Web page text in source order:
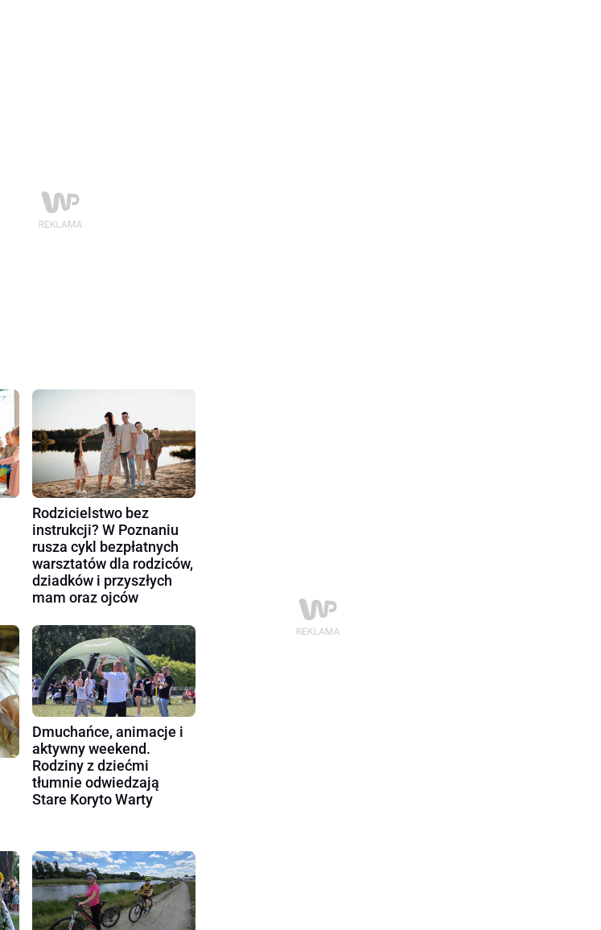
Rodzicielstwo bez
instrukcji? W Poznaniu
rusza cykl bezpłatnych
warsztatów dla rodziców,
dziadków i przyszłych
mam oraz ojców
Dmuchańce, animacje i
aktywny weekend.
Rodziny z dziećmi
tłumnie odwiedzają
Stare Koryto Warty